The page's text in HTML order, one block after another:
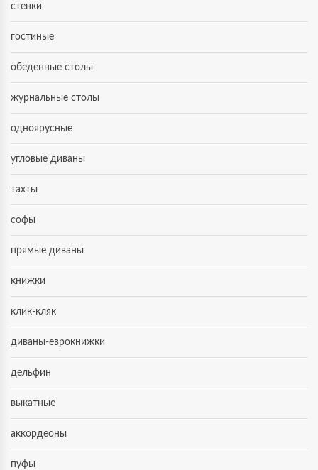
стенки
гостиные
обеденные столы
журнальные столы
одноярусные
угловые диваны
тахты
софы
прямые диваны
книжки
клик-кляк
диваны-еврокнижки
дельфин
выкатные
аккордеоны
пуфы